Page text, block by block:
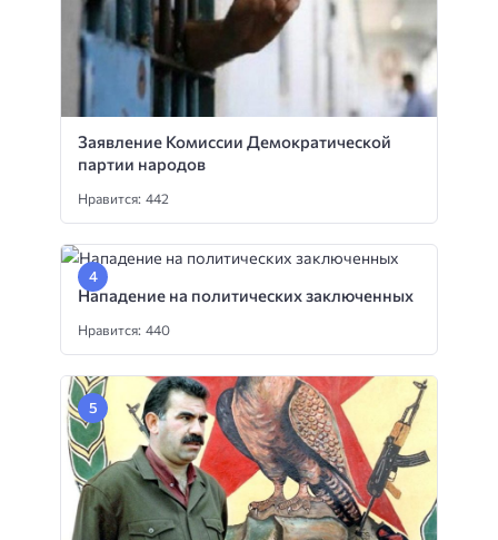
Заявление Комиссии Демократической
партии народов
Нравится: 442
Нападение на политических заключенных
Нравится: 440